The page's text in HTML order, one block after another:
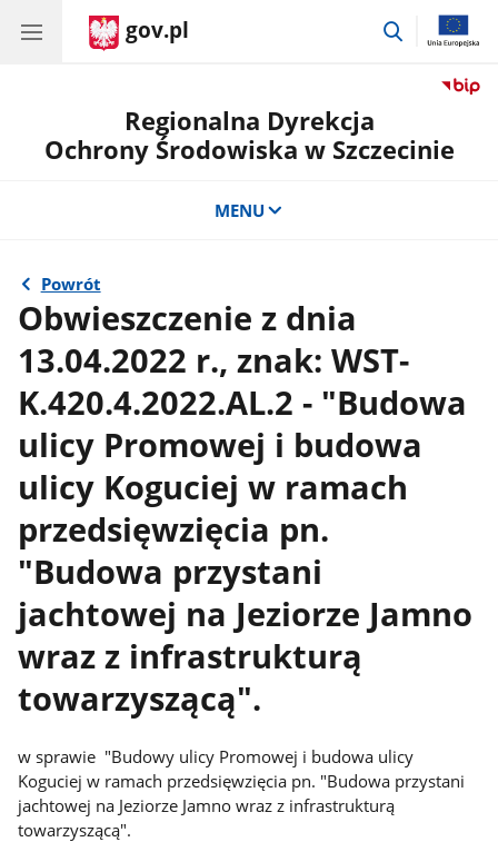
gov.pl
przejdź
Regionalna Dyrekcja
Ochrony Środowiska w Szczecinie
MENU
Powrót
Obwieszczenie z dnia
13.04.2022 r., znak: WST-
K.420.4.2022.AL.2 - "Budowa
ulicy Promowej i budowa
ulicy Koguciej w ramach
przedsięwzięcia pn.
"Budowa przystani
jachtowej na Jeziorze Jamno
wraz z infrastrukturą
towarzyszącą".
w sprawie "Budowy ulicy Promowej i budowa ulicy
Koguciej w ramach przedsięwzięcia pn. "Budowa przystani
jachtowej na Jeziorze Jamno wraz z infrastrukturą
towarzyszącą".